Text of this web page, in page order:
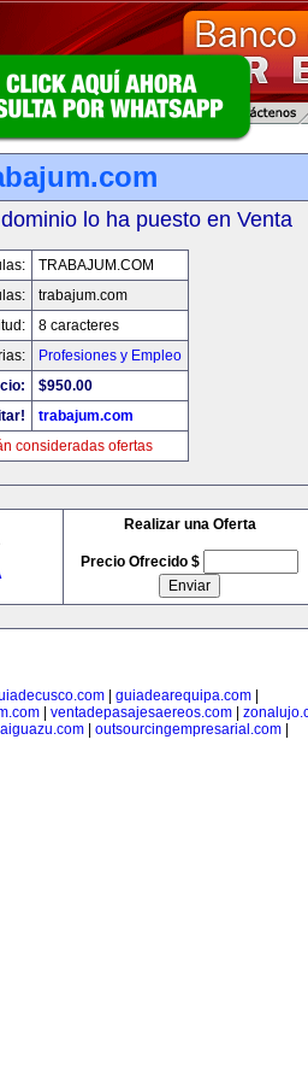
lo ha puesto en Venta
TRABAJUM.COM
trabajum.com
8 caracteres
Profesiones y Empleo
$950.00
trabajum.com
consideradas ofertas
Realizar una Oferta
Precio Ofrecido $
| guiadearequipa.com|
| ventadepasajesaereos.com|
outsourcingempresarial.com